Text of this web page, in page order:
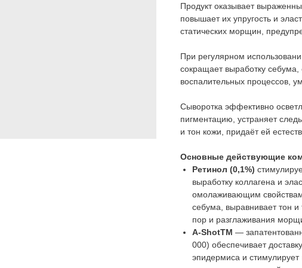
Продукт оказывает
повышает их упругость и
статических морщин,
При регулярном
сокращает выработку
воспалительных процессов,
Сыворотка эффективно
пигментацию, устраняет
и тон кожи, придаёт ей
Основные действующие
Ретинол (0,1%)
выработку коллагена и
омолаживающим
себума, выравнивает тон
пор и разглаживания
A-ShotTM —
000) обеспечивает
эпидермиса и